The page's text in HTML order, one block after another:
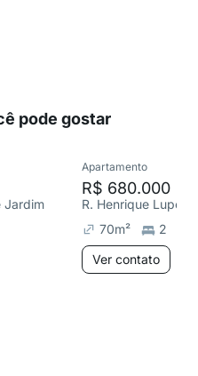
pode gostar
Jardim
Apartamento
R$ 680.000
R. Henrique Lupo,
70m² 2
Ver contato